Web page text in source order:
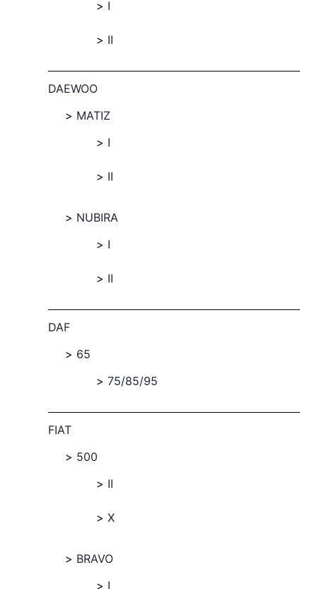
I
II
DAEWOO
MATIZ
I
II
NUBIRA
I
II
DAF
65
75/85/95
FIAT
500
II
X
BRAVO
I